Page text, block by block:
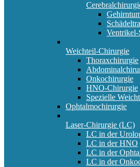
Ventrikel-
Weichteil-Chirurgie
Thoraxchirurgie
Onkochirurgie
HNO-Chirurgie
Spezielle
Ophtalmochirurgie
Laser-Chirurgie (LC)
LC in der
LC in der HNO
LC in der
LC in der